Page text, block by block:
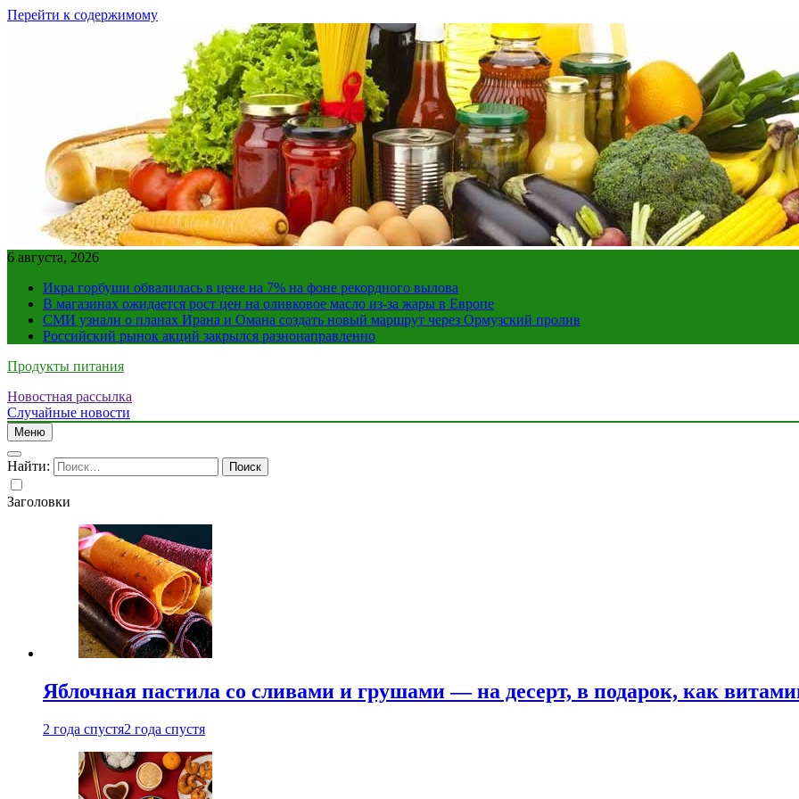
Перейти к содержимому
6 августа, 2026
Икра горбуши обвалилась в цене на 7% на фоне рекордного вылова
В магазинах ожидается рост цен на оливковое масло из-за жары в Европе
СМИ узнали о планах Ирана и Омана создать новый маршрут через Ормузский пролив
Российский рынок акций закрылся разнонаправленно
Продукты питания
Новостная рассылка
Случайные новости
Меню
Найти:
Заголовки
Яблочная пастила со сливами и грушами — на десерт, в подарок, как
2 года спустя2 года спустя